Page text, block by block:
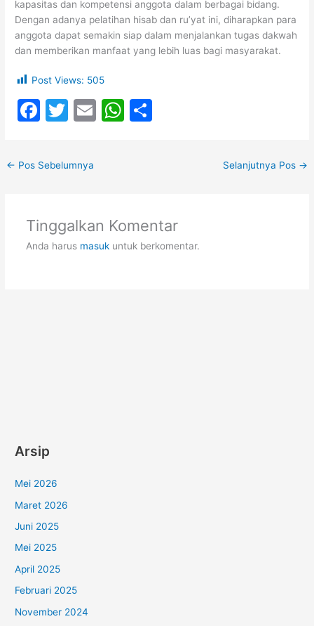
kapasitas dan kompetensi anggota dalam berbagai bidang.
Dengan adanya pelatihan hisab dan ru’yat ini, diharapkan para
anggota dapat semakin siap dalam menjalankan tugas dakwah
dan memberikan manfaat yang lebih luas bagi masyarakat.
Post Views: 505
F
c
e
o
o
T
er
E
W
p
p
← Pos Sebelumnya Selanjutnya Pos →
Tinggalkan Komentar
Anda harus masukuntuk berkomentar.
Arsip
Mei 2026
Maret 2026
Juni 2025
Mei 2025
April 2025
Februari 2025
November 2024